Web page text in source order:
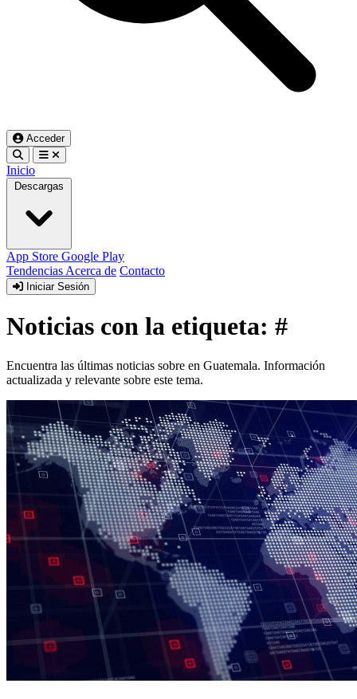
Acceder
Inicio
Descargas
App Store Google Play
Tendencias Acerca de Contacto
Iniciar Sesión
Noticias con la etiqueta: #
Encuentra las últimas noticias sobre en Guatemala. Información
actualizada y relevante sobre este tema.